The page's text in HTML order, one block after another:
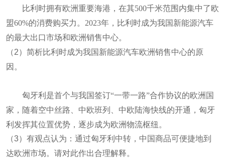
比利时拥有欧洲重要海港，在其500千米范围内集中了欧
盟60%的消费购买力。2023年，比利时成为我国新能源汽车
的最大出口市场和欧洲销售中心。
（2）简析比利时成为我国新能源汽车欧洲销售中心的原
因。
匈牙利是首个与我国签订“一带一路”合作协议的欧洲国
家，随着空中丝路、中欧班列、中欧陆海快线的开通，匈牙
利发挥其位置优势，逐步成为欧洲物流枢纽。
（3）有观点认为：通过匈牙利中转，中国商品可便捷地到
达欧洲市场。请对此作出合理解释。